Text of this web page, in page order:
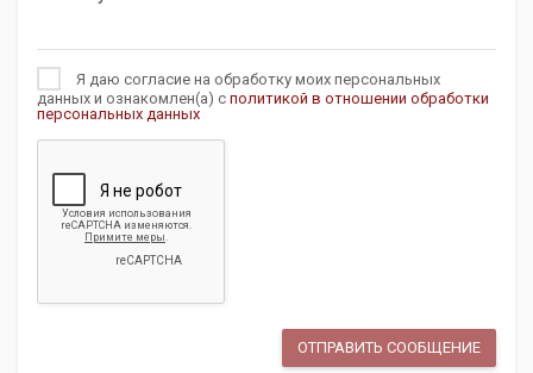
Я даю согласие на обработку моих персональных
данных и ознакомлен(а) с политикой в отношении обработки
персональных данных